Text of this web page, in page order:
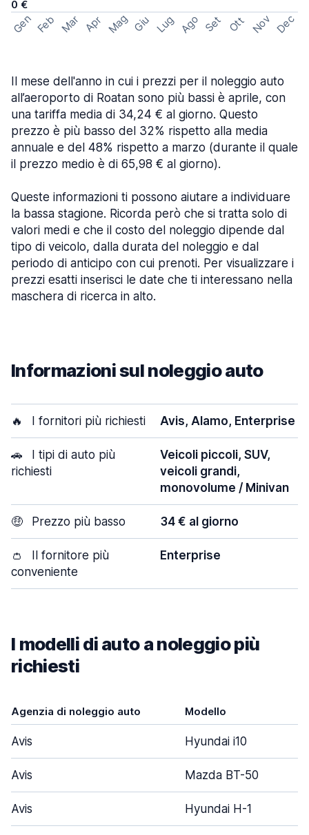
0 €
Gen Feb Mar Apr Mag Giu Lug Ago Set Ott Nov Dec
Il mese dell'anno in cui i prezzi per il noleggio auto
all’aeroporto di Roatan sono più bassi è aprile, con
una tariffa media di 34,24 € al giorno. Questo
prezzo è più basso del 32% rispetto alla media
annuale e del 48% rispetto a marzo (durante il quale
il prezzo medio è di 65,98 € al giorno).
Queste informazioni ti possono aiutare a individuare
la bassa stagione. Ricorda però che si tratta solo di
valori medi e che il costo del noleggio dipende dal
tipo di veicolo, dalla durata del noleggio e dal
periodo di anticipo con cui prenoti. Per visualizzare i
prezzi esatti inserisci le date che ti interessano nella
maschera di ricerca in alto.
Informazioni sul noleggio auto
🔥 I fornitori più richiesti Avis, Alamo, Enterprise
🚗
I tipi di auto più
richiesti
Veicoli piccoli, SUV,
veicoli grandi,
monovolume / Minivan
🤑 Prezzo più basso 34 € al giorno
👛
Il fornitore più
conveniente
Enterprise
I modelli di auto a noleggio più
richiesti
Agenzia di noleggio auto Modello
Avis Hyundai i10
Avis Mazda BT-50
Avis Hyundai H-1